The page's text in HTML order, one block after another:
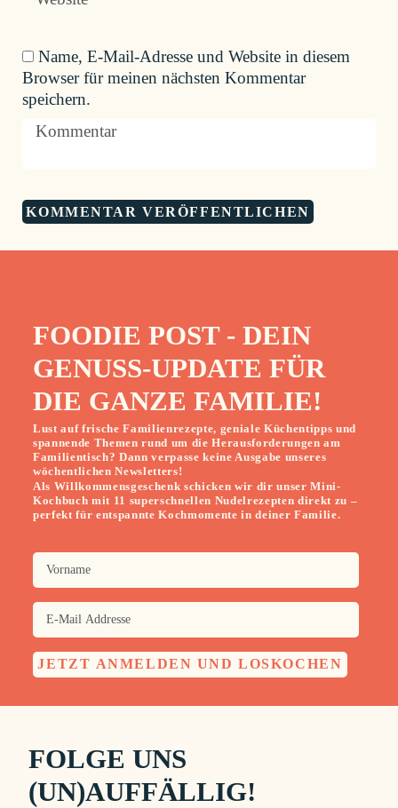
Name, E-Mail-Adresse und Website in diesem
Browser für meinen nächsten Kommentar
speichern.
FOODIE POST - DEIN
GENUSS-UPDATE FÜR
DIE GANZE FAMILIE!
Lust auf frische Familienrezepte, geniale Küchentipps und
spannende Themen rund um die Herausforderungen am
Familientisch? Dann verpasse keine Ausgabe unseres
wöchentlichen Newsletters!
Als Willkommensgeschenk schicken wir dir unser Mini-
Kochbuch mit 11 superschnellen Nudelrezepten direkt zu –
perfekt für entspannte Kochmomente in deiner Familie.
FOLGE UNS
(UN)AUFFÄLLIG!